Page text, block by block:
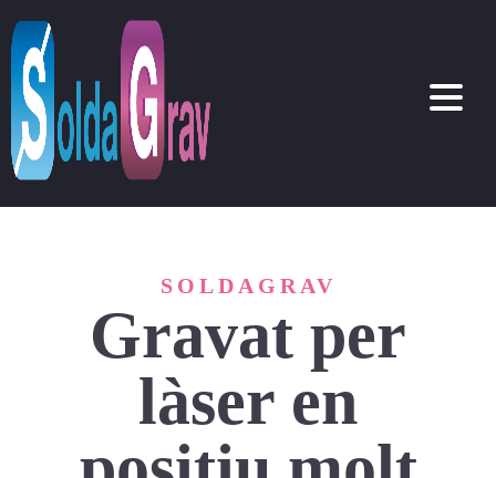
SOLDAGRAV
Gravat per
làser en